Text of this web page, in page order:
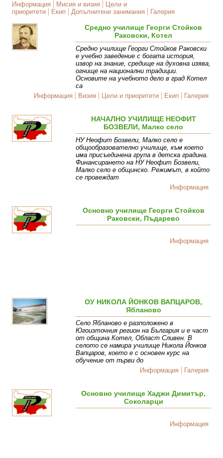
Информация
Мисия и визия
Цели и
приоритети
Екип Допълнитени занимания Галерия
Средно училище Георги Стойков
Раковски, Котел
Средно училище Георги Стойков Раковски
е учебно заведение с богата история,
извор на знание, средище на духовна изява,
огнище на национални традиции.
Основите на учебното дело в град Котел
са
Информация
Визия Цели и приоритети Екип Галерия
НАЧАЛНО УЧИЛИЩЕ НЕОФИТ
БОЗВЕЛИ, Малко село
НУ Неофит Бозвели, Малко село е
общообразователно училище, към което
има присъединена група в детска градина.
Финансирането на НУ Неофит Бозвели,
Малко село е общинско. Режимът, в който
се провеждат
Информация
Основно училище Георги Стойков
Раковски, Пъдарево
Информация
ОУ НИКОЛА ЙОНКОВ ВАПЦАРОВ,
Ябланово
Село Ябланово е разположено в
Югоизточния регион на България и е част
от община Котел, Област Сливен. В
селото се намира училище Никола Йонков
Вапцаров, което е с основен курс на
обучение от първи до
Информация
Галерия
Основно училище Хаджи Димитър,
Соколарци
Информация